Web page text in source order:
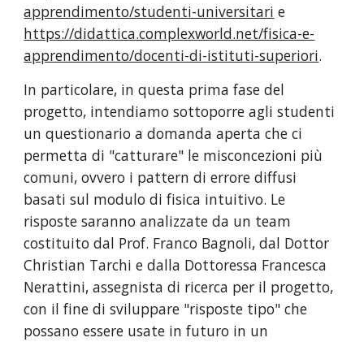
apprendimento/studenti-universitari
https://didattica.complexworld.net/fisica-e-
apprendimento/docenti-di-istituti-superiori.
In particolare, in questa prima fase del
progetto, intendiamo sottoporre agli studenti
un questionario a domanda aperta che ci
permetta di "catturare" le misconcezioni più
comuni, ovvero i pattern di errore diffusi
basati sul modulo di fisica intuitivo. Le
risposte saranno analizzate da un team
costituito dal Prof. Franco Bagnoli, dal Dottor
Christian Tarchi e dalla Dottoressa Francesca
Nerattini, assegnista di ricerca per il progetto,
con il fine di sviluppare "risposte tipo" che
possano essere usate in futuro in un